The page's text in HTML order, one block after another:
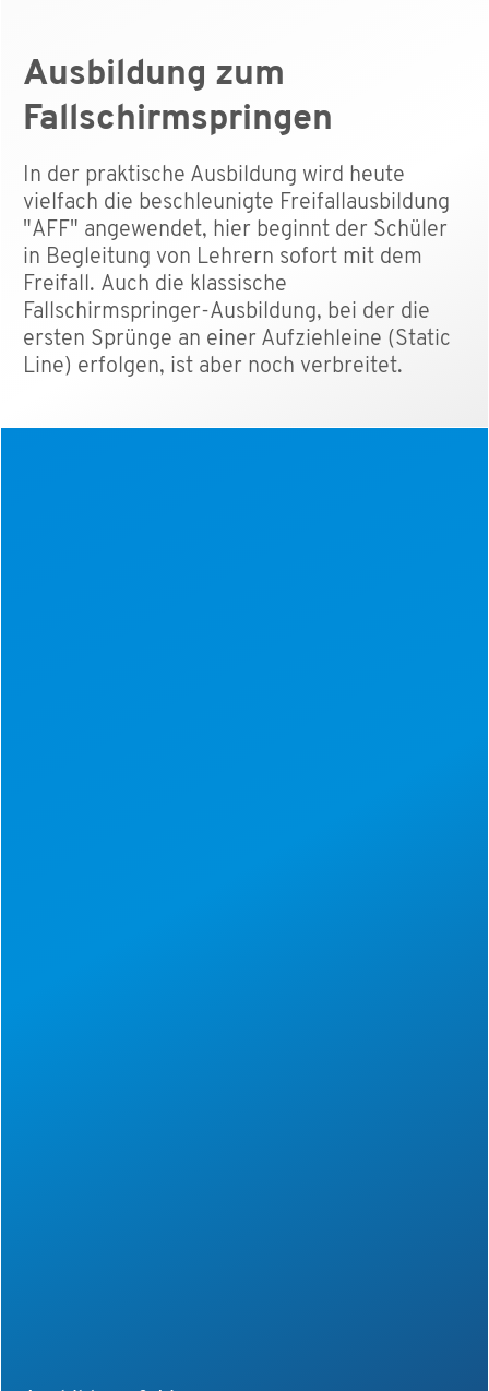
Ausbildung zum
Fallschirm­springen
In der praktische Ausbildung wird heute
vielfach die beschleunigte Freifallausbildung
"AFF" angewendet, hier beginnt der Schüler
in Begleitung von Lehrern sofort mit dem
Freifall. Auch die klassische
Fallschirmspringer-Ausbildung, bei der die
ersten Sprünge an einer Aufziehleine (Static
Line) erfolgen, ist aber noch verbreitet.